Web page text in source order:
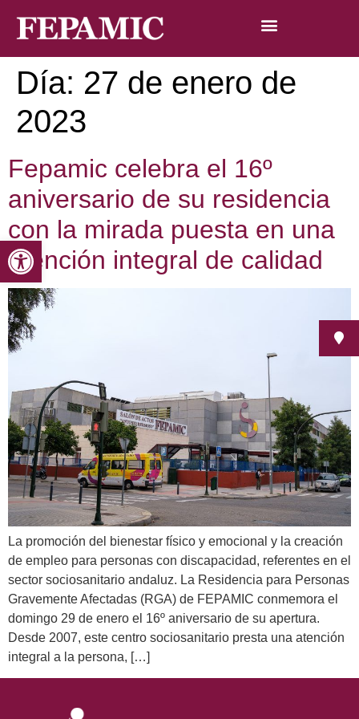
Abrir barra de herramientas
Día: 27 de enero de
2023
Fepamic celebra el 16º
aniversario de su residencia
con la mirada puesta en una
atención integral de calidad
La promoción del bienestar físico y emocional y la creación
de empleo para personas con discapacidad, referentes en el
sector sociosanitario andaluz. La Residencia para Personas
Gravemente Afectadas (RGA) de FEPAMIC conmemora el
domingo 29 de enero el 16º aniversario de su apertura.
Desde 2007, este centro sociosanitario presta una atención
integral a la persona, […]